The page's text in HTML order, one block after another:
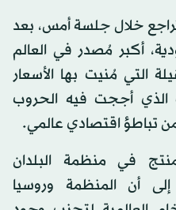
خلال جلسة أمس، بعد
أكبر مُصدر في العالم
التي مُنيت بها الأسعار
الذي أججت فيه الحروب
من تباطؤ اقتصادي عالمي.
في منظمة البلدان
أن المنظمة وروسيا